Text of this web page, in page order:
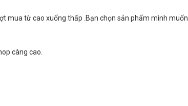
mua từ cao xuống thấp .Bạn chọn sản phẩm mình muốn
càng cao.